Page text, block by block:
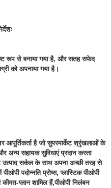
रूप से बनाया गया है, और सतह सफेद
को अपनाया गया है।
आपूर्तिकर्ता है जो सुपरमार्केट श्रृंखलाओं के
अन्य सहायक सुविधाएं प्रदान करता
उत्पाद सर्कल के साथ अपना अच्छी तरह से
पदोन्नति प्रोप्स, प्लास्टिक पीओपी
प्लान शामिल हैं,पीओपी निलंबन